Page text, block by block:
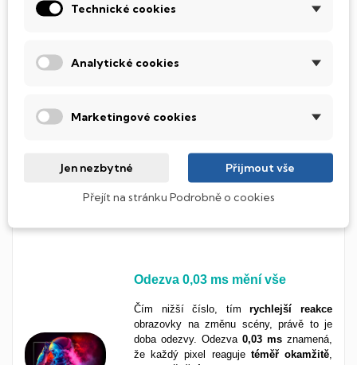
nejlepší, co můžeš mít.
Dokonalá ostrost ve 4K rozlišení
které potěší oko každého – grafik, filmař,
Videa i fotografie vypadají naprosto
, písmo je dokonale
prostor na obrazovce jako stvořený pro
náročnoupráci i zábavu ve
Odezva 0,03 ms mění vše
Čím nižší číslo, tímrychlejší
reakce
obrazovky na změnu scény, právě to je
doba odezvy. Odezva 0,03 ms znamená,
že každý pixel reaguje téměř okamžitě
Technické cookies
Analytické cookies
Marketingové cookies
Jen nezbytné Přijmout vše
Přejít na stránku Podrobně o cookies